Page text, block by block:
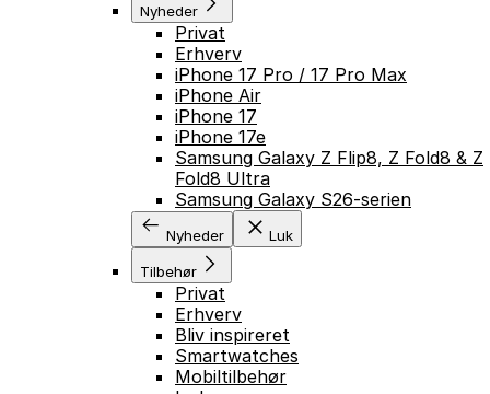
Nyheder
Privat
Erhverv
iPhone 17 Pro / 17 Pro Max
iPhone Air
iPhone 17
iPhone 17e
Samsung Galaxy Z Flip8, Z Fold8 & Z
Fold8 Ultra
Samsung Galaxy S26-serien
Nyheder Luk
Tilbehør
Privat
Erhverv
Bliv inspireret
Smartwatches
Mobiltilbehør